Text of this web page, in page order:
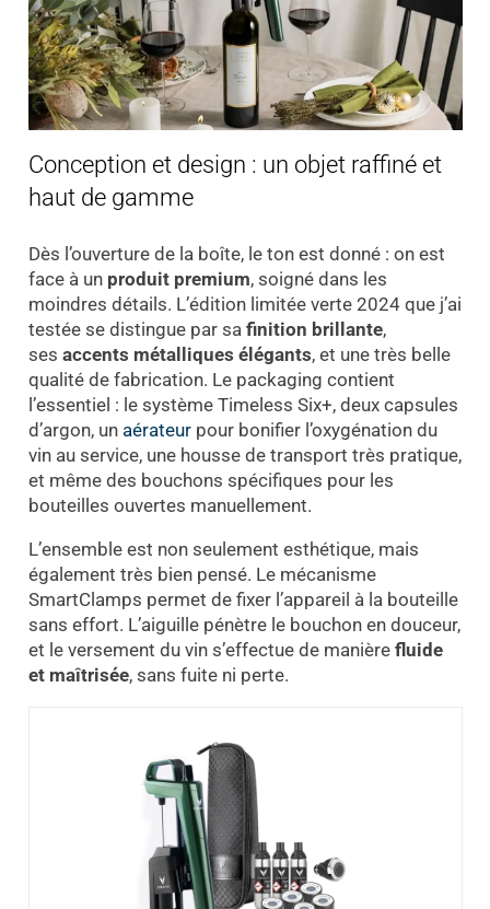
Conception et design : un objet raffiné et
haut de gamme
Dès l’ouverture de la boîte, le ton est donné : on est
face à un produit premium, soigné dans les
moindres détails. L’édition limitée verte 2024 que j’ai
testée se distingue par sa finition brillante,
ses accents métalliques élégants, et une très belle
qualité de fabrication. Le packaging contient
l’essentiel : le système Timeless Six+, deux capsules
d’argon, un aérateurpour bonifier l’oxygénation du
vin au service, une housse de transport très pratique,
et même des bouchons spécifiques pour les
bouteilles ouvertes manuellement.
L’ensemble est non seulement esthétique, mais
également très bien pensé. Le mécanisme
SmartClamps permet de fixer l’appareil à la bouteille
sans effort. L’aiguille pénètre le bouchon en douceur,
et le versement du vin s’effectue de manière fluide
et maîtrisée, sans fuite ni perte.